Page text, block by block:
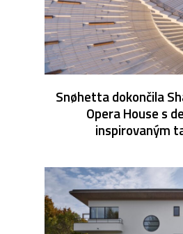
Snøhetta dokončila
Opera House s
inspirovaným